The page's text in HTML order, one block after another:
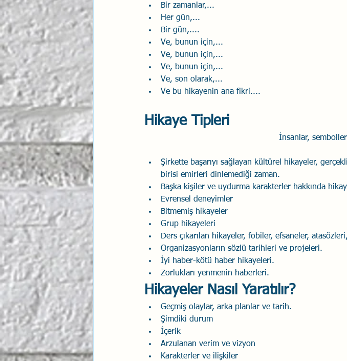
Bir zamanlar,...
Her gün,...
Bir gün,....
Ve, bunun için,...
Ve, bunun için,...
Ve, bunun için,...
Ve, son olarak,...
Ve bu hikayenin ana fikri....
Hikaye Tipleri
İnsanlar,
Şirkette başarıyı sağlayan kültürel hikayeler,
birisi emirleri dinlemediği zaman.
Başka kişiler ve uydurma karakterler hakkında
Evrensel deneyimler
Bitmemiş hikayeler
Grup hikayeleri
Ders çıkarılan hikayeler, fobiler, efsaneler,
Organizasyonların sözlü tarihleri ve projeleri.
İyi haber-kötü haber hikayeleri.
Zorlukları yenmenin haberleri.
Hikayeler Nasıl Yaratılır?
Geçmiş olaylar, arka planlar ve tarih.
Şimdiki durum
İçerik
Arzulanan verim ve vizyon
Karakterler ve ilişkiler